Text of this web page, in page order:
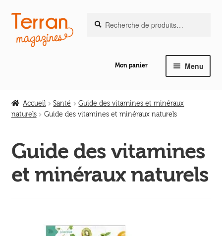
Aller
la
Aller
au
contenu
pour :
Mon panier Menu
menu
enfant
Ouvrir
le
menu
Jeux & DVD
Accueil Santé
Guide des vitamines et minéraux
naturels
Guide des vitamines et minéraux naturels
Guide des vitamines
et minéraux naturels